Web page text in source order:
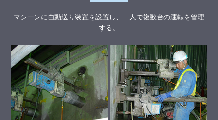
マシーンに自動送り装置を設置し、一人で複数台の運転を管理
する。